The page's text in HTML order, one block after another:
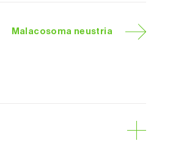
Malacosoma neustria